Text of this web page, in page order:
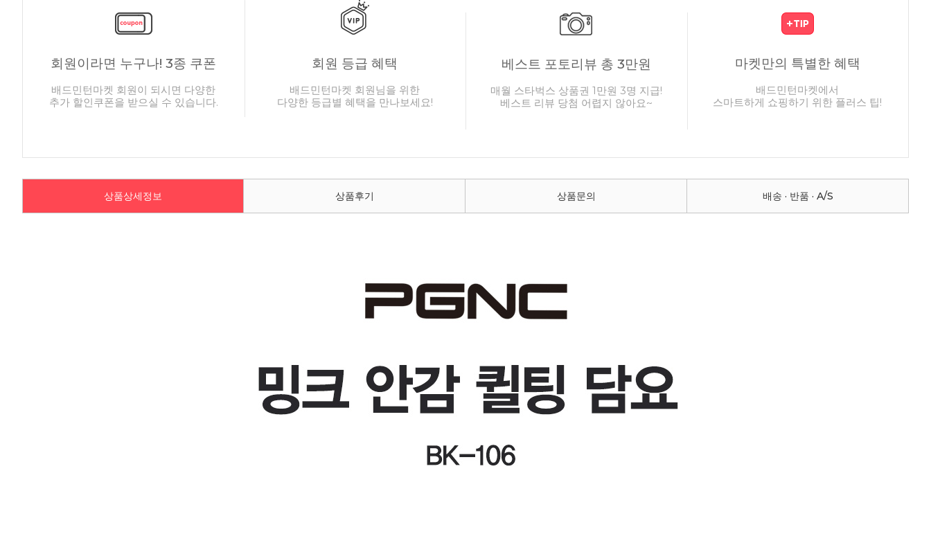
회원이라면 누구나! 3종 쿠폰
배드민턴마켓 회원이 되시면 다양한
추가 할인쿠폰을 받으실 수 있습니다.
회원 등급 혜택
배드민턴마켓 회원님을 위한
다양한 등급별 혜택을 만나보세요!
베스트 포토리뷰 총 3만원
매월 스타벅스 상품권 1만원 3명 지급!
베스트 리뷰 당첨 어렵지 않아요~
마켓만의 특별한 혜택
배드민턴마켓에서
스마트하게 쇼핑하기 위한 플러스 팁!
상품상세정보 상품후기 상품문의 배송 · 반품 · A/S